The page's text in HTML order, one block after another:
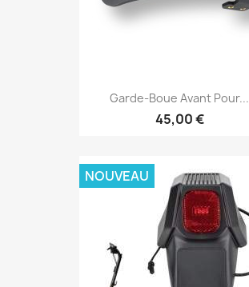
Garde-Boue Avant Pour...
45,00 €
NOUVEAU